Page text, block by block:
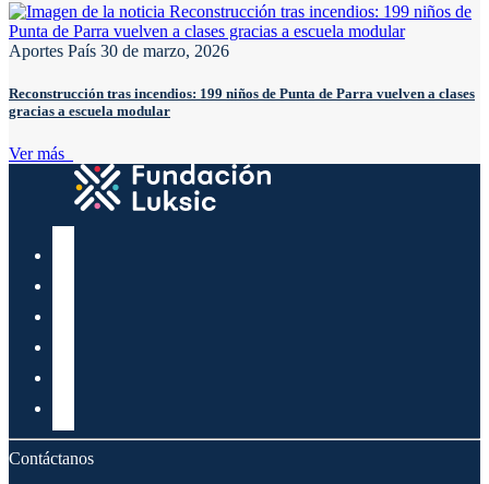
Aportes País 30 de marzo, 2026
Reconstrucción tras incendios: 199 niños de Punta de Parra vuelven a clases
gracias a escuela modular
Ver más
Contáctanos